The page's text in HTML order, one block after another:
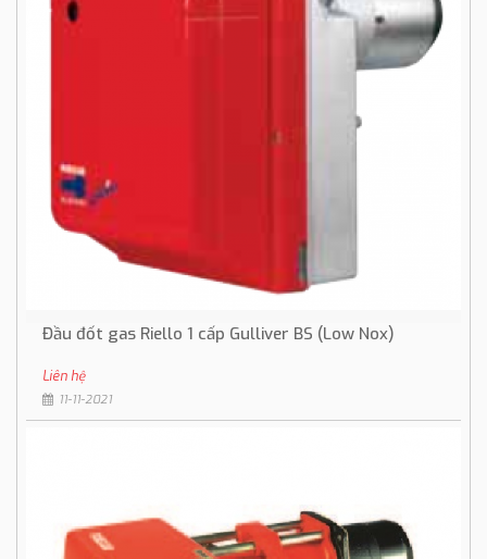
Đầu đốt gas Riello 1 cấp Gulliver BS (Low Nox)
Liên hệ
11-11-2021